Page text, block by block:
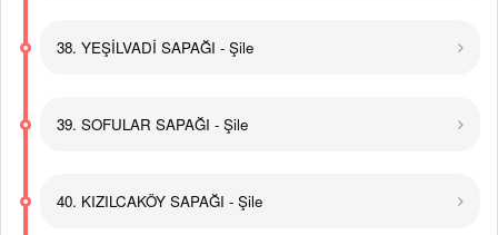
38. YEŞİLVADİ SAPAĞI - Şile
39. SOFULAR SAPAĞI - Şile
40. KIZILCAKÖY SAPAĞI - Şile